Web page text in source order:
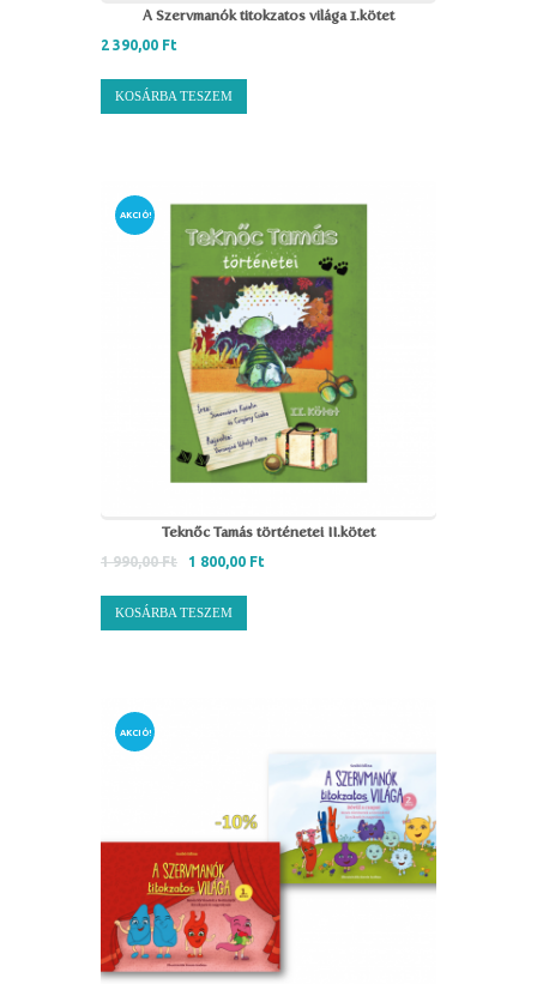
A Szervmanók titokzatos világa 1.kötet
2 390,00 Ft
KOSÁRBA TESZEM
AKCIÓ!
Teknőc Tamás történetei II.kötet
1 990,00Ft 1 800,00 Ft
KOSÁRBA TESZEM
AKCIÓ!